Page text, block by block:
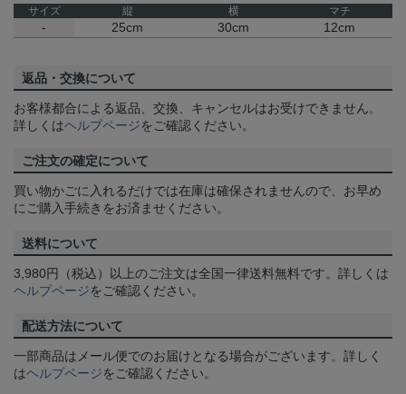
サイズ 縦 横 マチ
- 25cm 30cm 12cm
返品・交換について
お客様都合による返品、交換、キャンセルはお受けできません。
詳しくはヘルプページをご確認ください。
ご注文の確定について
買い物かごに入れるだけでは在庫は確保されませんので、お早め
にご購入手続きをお済ませください。
送料について
3,980円（税込）以上のご注文は全国一律送料無料です。詳しくは
ヘルプページをご確認ください。
配送方法について
一部商品はメール便でのお届けとなる場合がございます。詳しく
はヘルプページをご確認ください。